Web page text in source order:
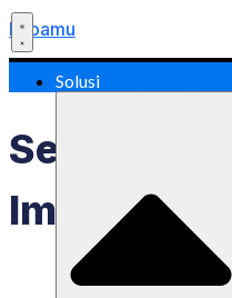
Labamu
Solusi
Serba-